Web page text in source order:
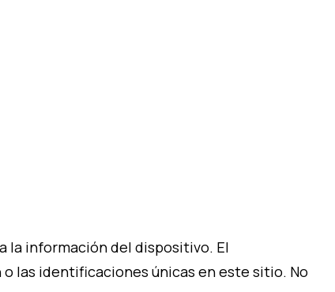
la información del dispositivo. El
las identificaciones únicas en este sitio. No